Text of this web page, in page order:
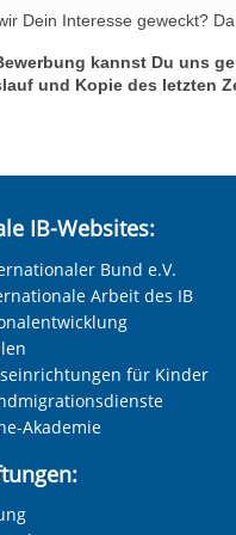
Ihre etwaige
der von Ihnen
aufgrund berechtigter
Dein Interesse geweckt?
kannst Du uns
und Kopie des letzten
IB-Websites:
Bund e.V.
Arbeit des IB
für Kinder
Akademie